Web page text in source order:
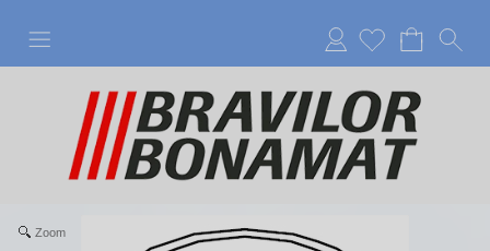
Anmelden
Zoom